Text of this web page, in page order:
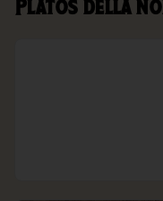
Platos della